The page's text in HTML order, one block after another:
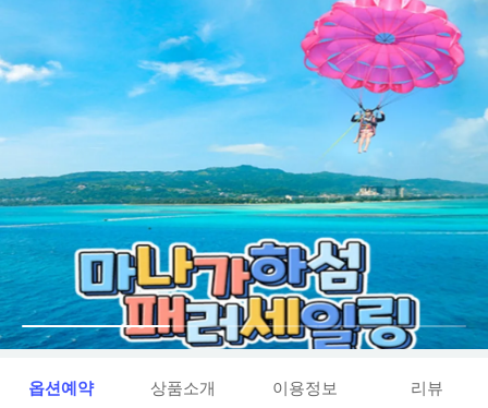
옵션예약 상품소개 이용정보 리뷰